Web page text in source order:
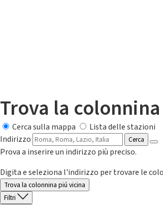
Trova la
Cerca sulla mappa
Lista delle stazioni
Indirizzo
Cerca
Prova a inserire un indirizzo più preciso.
Digita e seleziona l'indirizzo per trovare le
Trova la colonnina piú vicina
Filtri